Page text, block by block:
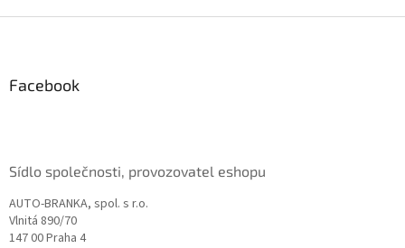
Facebook
Sídlo společnosti, provozovatel eshopu
AUTO-BRANKA, spol. s r.o.
Vlnitá 890/70
147 00 Praha 4